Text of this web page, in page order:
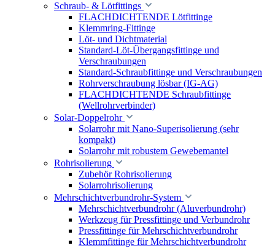
Schraub- & Lötfittings
FLACHDICHTENDE Lötfittinge
Klemmring-Fittinge
Löt- und Dichtmaterial
Standard-Löt-Übergangsfittinge und
Verschraubungen
Standard-Schraubfittinge und Verschraubungen
Rohrverschraubung lösbar (IG-AG)
FLACHDICHTENDE Schraubfittinge
(Wellrohrverbinder)
Solar-Doppelrohr
Solarrohr mit Nano-Superisolierung (sehr
kompakt)
Solarrohr mit robustem Gewebemantel
Rohrisolierung
Zubehör Rohrisolierung
Solarrohrisolierung
Mehrschichtverbundrohr-System
Mehrschichtverbundrohr (Aluverbundrohr)
Werkzeug für Pressfittinge und Verbundrohr
Pressfittinge für Mehrschichtverbundrohr
Klemmfittinge für Mehrschichtverbundrohr